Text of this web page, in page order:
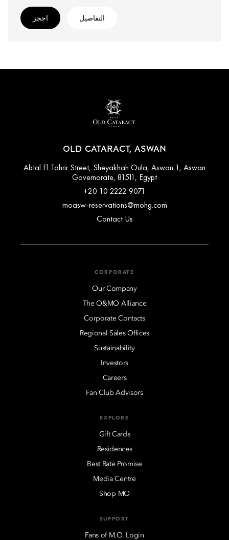
التفاصيل احجز
OLD CATARACT, ASWAN
Abtal El Tahrir Street, Sheyakhah Oula, Aswan 1, Aswan
Governorate, 81511, Egypt
+20 10 2222 9071
moasw-reservations@mohg.com
Contact Us
CORPORATE
Our Company
The O&MO Alliance
Corporate Contacts
Regional Sales Offices
Sustainability
Investors
Careers
Fan Club Advisors
EXPLORE
Gift Cards
Residences
Best Rate Promise
Media Centre
Shop MO
SUPPORT
Fans of M.O. Login